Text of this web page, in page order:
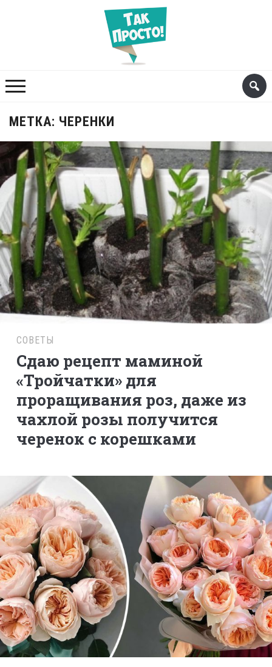
МЕТКА: ЧЕРЕНКИ
СОВЕТЫ
Сдаю рецепт маминой
«Тройчатки» для
проращивания роз, даже из
чахлой розы получится
черенок с корешками